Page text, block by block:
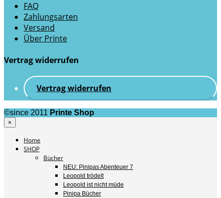
FAQ
Zahlungsarten
Versand
Über Printe
Vertrag widerrufen
Vertrag widerrufen
©since 2011 Printe Shop
×
Home
SHOP
Bücher
NEU: Pinipas Abenteuer 7
Leopold trödelt
Leopold ist nicht müde
Pinipa Bücher